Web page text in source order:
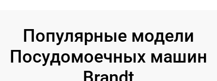
Популярные модели
Посудомоечных машин